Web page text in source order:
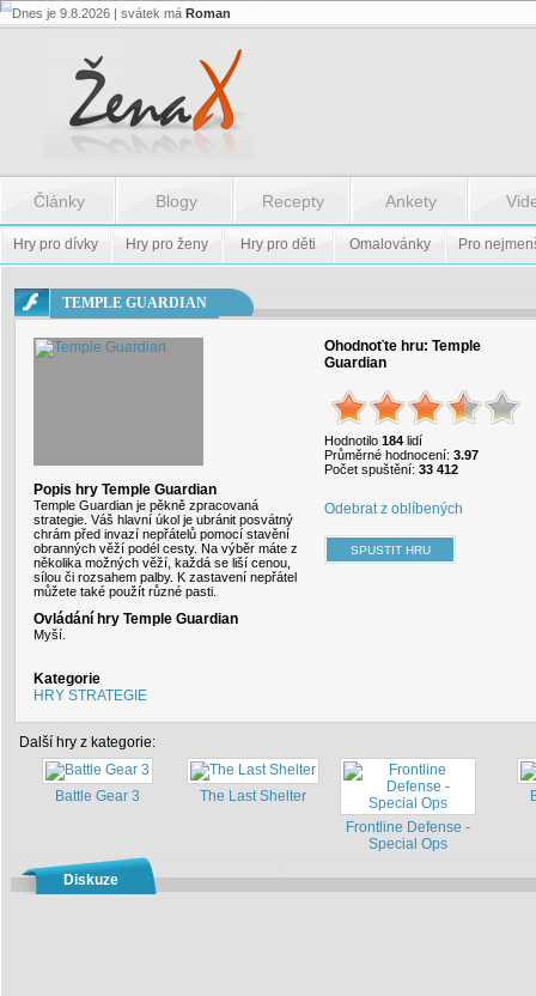
Flash.nazev
Flash.nazev
Dnes je 9.8.2026 | svátek má Roman
Články Blogy Recepty Ankety
Hry pro dívky Hry pro ženy Hry pro děti Omalovánky Pro
TEMPLE GUARDIAN
Popis hry Temple Guardian
Temple Guardian je pěkně zpracovaná
strategie. Váš hlavní úkol je ubránit posvátný
chrám před invazí nepřátelů pomocí stavění
obranných věží podél cesty. Na výběr máte z
několika možných věží, každá se liší cenou,
sílou či rozsahem palby. K zastavení nepřátel
můžete také použít různé pasti.
Ovládání hry Temple Guardian
Myší.
Kategorie
HRY STRATEGIE
Ohodnoťte hru: Temple
Guardian
Hodnotilo 184 lidí
Průměrné hodnocení: 3.97
Počet spuštění: 33 412
Odebrat z oblíbených
Další hry z kategorie:
Battle Gear 3
The Last Shelter
Frontline Defense -
Special Ops
Diskuze